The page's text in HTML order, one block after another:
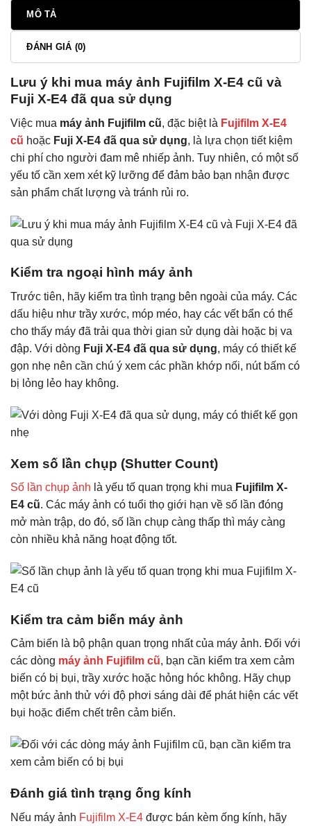
MÔ TẢ
ĐÁNH GIÁ (0)
Lưu ý khi mua máy ảnh Fujifilm X-E4 cũ và
Fuji X-E4 đã qua sử dụng
Việc mua máy ảnh Fujifilm cũ, đặc biệt là Fujifilm X-E4
cũ hoặc Fuji X-E4 đã qua sử dụng, là lựa chọn tiết kiệm
chi phí cho người đam mê nhiếp ảnh. Tuy nhiên, có một số
yếu tố cần xem xét kỹ lưỡng để đảm bảo bạn nhận được
sản phẩm chất lượng và tránh rủi ro.
Kiểm tra ngoại hình máy ảnh
Trước tiên, hãy kiểm tra tình trạng bên ngoài của máy. Các
dấu hiệu như trầy xước, móp méo, hay các vết bẩn có thể
cho thấy máy đã trải qua thời gian sử dụng dài hoặc bị va
đập. Với dòng Fuji X-E4 đã qua sử dụng, máy có thiết kế
gọn nhẹ nên cần chú ý xem các phần khớp nối, nút bấm có
bị lỏng lẻo hay không.
Xem số lần chụp (Shutter Count)
Số lần chụp ảnh là yếu tố quan trọng khi mua Fujifilm X-
E4 cũ. Các máy ảnh có tuổi thọ giới hạn về số lần đóng
mở màn trập, do đó, số lần chụp càng thấp thì máy càng
còn nhiều khả năng hoạt động tốt.
Kiểm tra cảm biến máy ảnh
Cảm biến là bộ phận quan trọng nhất của máy ảnh. Đối với
các dòng máy ảnh Fujifilm cũ, bạn cần kiểm tra xem cảm
biến có bị bụi, trầy xước hoặc hỏng hóc không. Hãy chụp
một bức ảnh thử với độ phơi sáng dài để phát hiện các vết
bụi hoặc điểm chết trên cảm biến.
Đánh giá tình trạng ống kính
Nếu máy ảnh Fujifilm X-E4 được bán kèm ống kính, hãy